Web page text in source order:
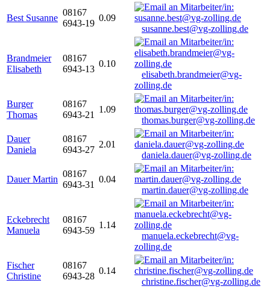
Best Susanne
08167
6943-19
0.09
susanne.best@vg-zolling.de
Brandmeier
Elisabeth
08167
6943-13
0.10
elisabeth.brandmeier@vg-
zolling.de
Burger
Thomas
08167
6943-21
1.09
thomas.burger@vg-zolling.de
Dauer
Daniela
08167
6943-27
2.01
daniela.dauer@vg-zolling.de
Dauer Martin
08167
6943-31
0.04
martin.dauer@vg-zolling.de
Eckebrecht
Manuela
08167
6943-59
1.14
manuela.eckebrecht@vg-
zolling.de
Fischer
Christine
08167
6943-28
0.14
christine.fischer@vg-zolling.de